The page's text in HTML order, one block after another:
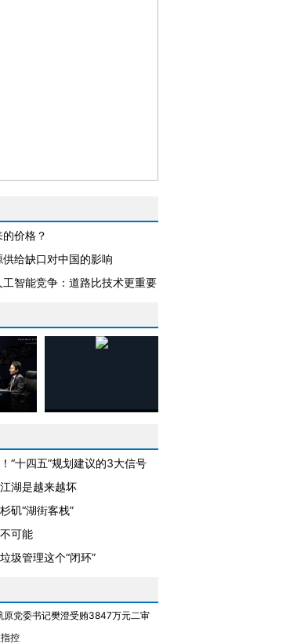
马航飞行员跨国走私7万
毒品
视线｜被称为“蟑螂”的印
有意思的生活方式·第三对
住三大增长引擎是什么？
价格？
给缺口对中国的影响
工智能竞争：道路比技术更重要
“十四五”规划建议的3大信号
湖是越来越坏
矶“湖街客栈”
可能
圾管理这个“闭环”
原党委书记樊澄受贿3847万元二审
控